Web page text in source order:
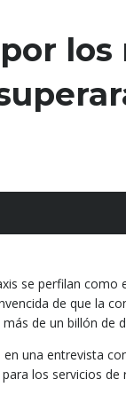
los
se perfilan como
de que la
de un billón de
una entrevista
los servicios